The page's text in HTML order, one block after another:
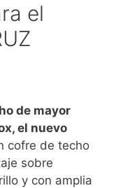
el
de mayor
el nuevo
cofre de techo
sobre
y con amplia